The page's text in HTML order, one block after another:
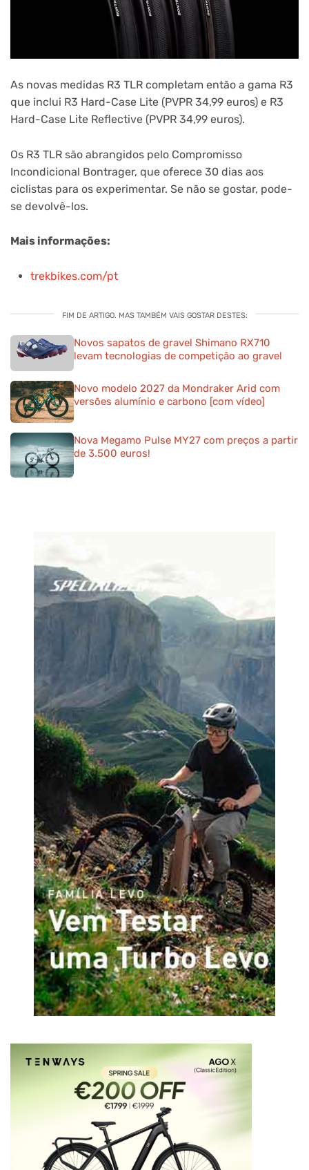
As novas medidas R3 TLR completam então a gama R3
que inclui R3 Hard-Case Lite (PVPR 34,99 euros) e R3
Hard-Case Lite Reflective (PVPR 34,99 euros).
Os R3 TLR são abrangidos pelo Compromisso
Incondicional Bontrager, que oferece 30 dias aos
ciclistas para os experimentar. Se não se gostar, pode-
se devolvê-los.
Mais informações:
trekbikes.com/pt
FIM DE ARTIGO. MAS TAMBÉM VAIS GOSTAR DESTES:
Novos sapatos de gravel Shimano RX710
levam tecnologias de competição ao gravel
Novo modelo 2027 da Mondraker Arid com
versões alumínio e carbono [com vídeo]
Nova Megamo Pulse MY27 com preços a partir
de 3.500 euros!